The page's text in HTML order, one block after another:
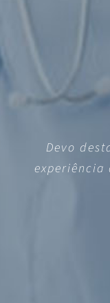
Devo
experiência